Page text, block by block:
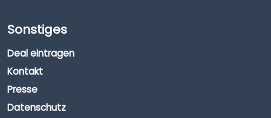
Sonstiges
Deal eintragen
Kontakt
Presse
Datenschutz